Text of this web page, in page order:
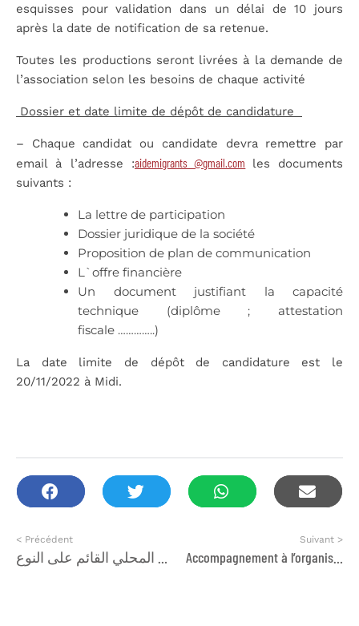
esquisses pour validation dans un délai de 10 jours
après la date de notification de sa retenue.
Toutes les productions seront livrées à la demande de
l’association selon les besoins de chaque activité
Dossier et date limite de dépôt de candidature
– Chaque candidat ou candidate devra remettre par
email à l’adresse :aidemigrants­ @gmail.com
les documents
suivants :
La lettre de participation
Dossier juridique de la société
Proposition de plan de communication
L`offre financière
Un document justifiant la capacité
technique (diplôme ; attestation
fiscale …………..)
La date limite de dépôt de candidature est le
20/11/2022 à Midi.
< Précédent Suivant >
Accompagnement à l’organisation du séminaire sur le mariage des mineures au Maroc